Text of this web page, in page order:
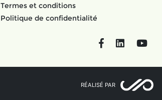
Termes et conditions
Politique de confidentialité
FacebookLinkedIn
RÉALISÉ PAR